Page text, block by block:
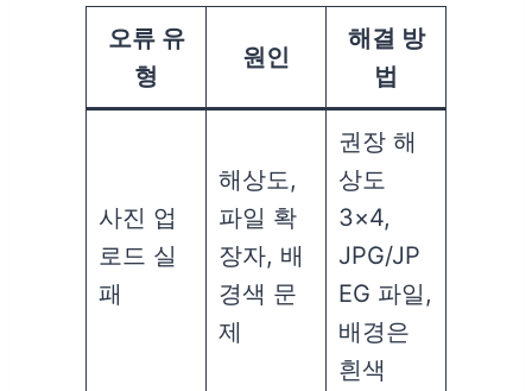
오류 유
형
원인
해결 방
법
사진 업
로드 실
패
해상도,
파일 확
장자, 배
경색 문
제
권장 해
상도
3×4,
JPG/JP
EG 파일,
배경은
흰색